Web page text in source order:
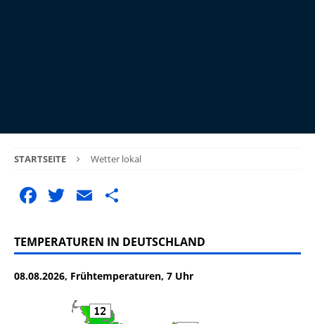
STARTSEITE Wetter lokal
F
c
e
b
T
it
te
r
E
ai
l
le
n
TEMPERATUREN IN DEUTSCHLAND
08.08.2026, Frühtemperaturen, 7 Uhr